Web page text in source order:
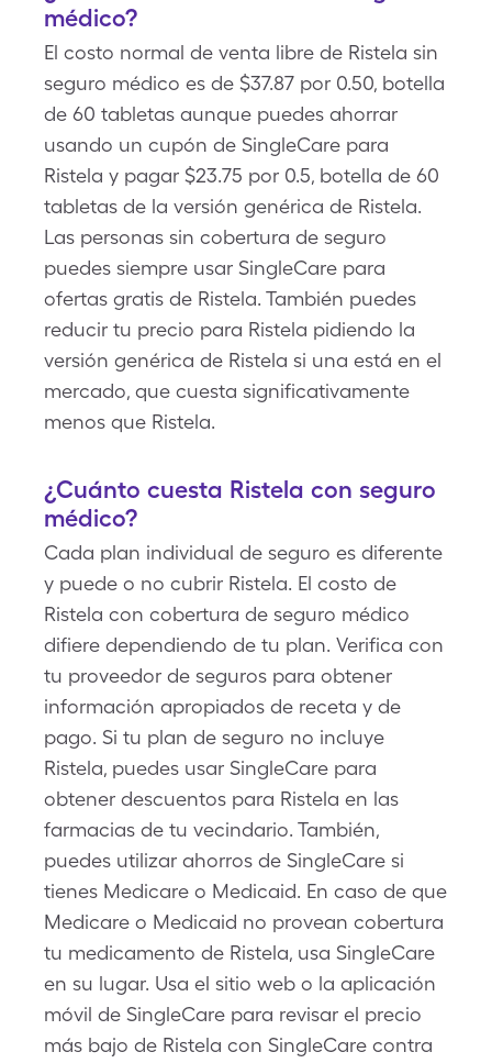
médico?
El costo normal de venta libre de Ristela sin
seguro médico es de $37.87 por 0.50, botella
de 60 tabletas aunque puedes ahorrar
usando un cupón de SingleCare para
Ristela y pagar $23.75 por 0.5, botella de 60
tabletas de la versión genérica de Ristela.
Las personas sin cobertura de seguro
puedes siempre usar SingleCare para
ofertas gratis de Ristela. También puedes
reducir tu precio para Ristela pidiendo la
versión genérica de Ristela si una está en el
mercado, que cuesta significativamente
menos que Ristela.
¿Cuánto cuesta Ristela con seguro
médico?
Cada plan individual de seguro es diferente
y puede o no cubrir Ristela. El costo de
Ristela con cobertura de seguro médico
difiere dependiendo de tu plan. Verifica con
tu proveedor de seguros para obtener
información apropiados de receta y de
pago. Si tu plan de seguro no incluye
Ristela, puedes usar SingleCare para
obtener descuentos para Ristela en las
farmacias de tu vecindario. También,
puedes utilizar ahorros de SingleCare si
tienes Medicare o Medicaid. En caso de que
Medicare o Medicaid no provean cobertura
tu medicamento de Ristela, usa SingleCare
en su lugar. Usa el sitio web o la aplicación
móvil de SingleCare para revisar el precio
más bajo de Ristela con SingleCare contra